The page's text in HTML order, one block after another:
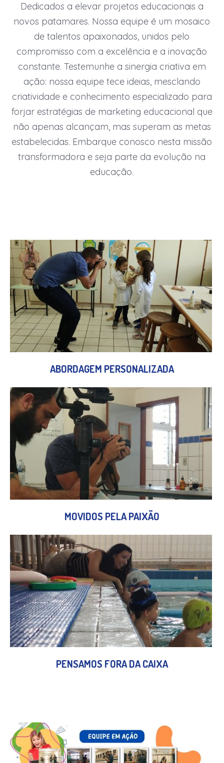
Dedicados a elevar projetos educacionais a
novos patamares. Nossa equipe é um mosaico
de talentos apaixonados, unidos pelo
compromisso com a excelência e a inovação
constante. Testemunhe a sinergia criativa em
ação: nossa equipe tece ideias, mesclando
criatividade e conhecimento especializado para
forjar estratégias de marketing educacional que
não apenas alcançam, mas superam as metas
estabelecidas. Embarque conosco nesta missão
transformadora e seja parte da evolução na
educação.
ABORDAGEM PERSONALIZADA
MOVIDOS PELA PAIXÃO
PENSAMOS FORA DA CAIXA